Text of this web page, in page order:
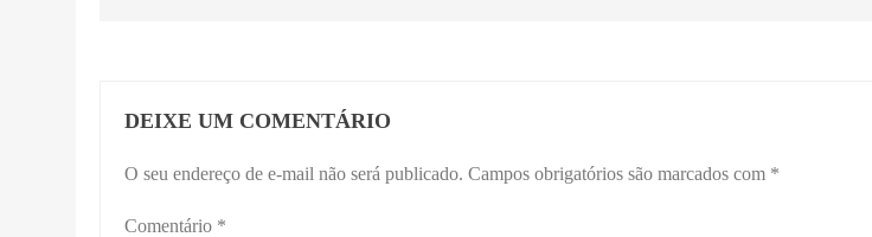
DEIXE UM COMENTÁRIO
O seu endereço de e-mail não será publicado. Campos obrigatórios são marcados com *
Comentário *